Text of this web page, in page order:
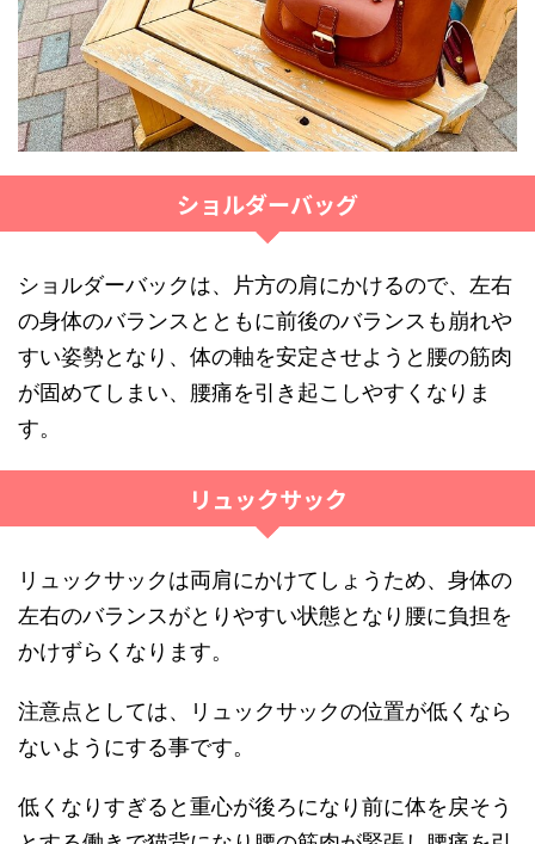
ショルダーバッグ
ショルダーバックは、片方の肩にかけるので、左右
の身体のバランスとともに前後のバランスも崩れや
すい姿勢となり、体の軸を安定させようと腰の筋肉
が固めてしまい、腰痛を引き起こしやすくなりま
す。
リュックサック
リュックサックは両肩にかけてしょうため、身体の
左右のバランスがとりやすい状態となり腰に負担を
かけずらくなります。
注意点としては、リュックサックの位置が低くなら
ないようにする事です。
低くなりすぎると重心が後ろになり前に体を戻そう